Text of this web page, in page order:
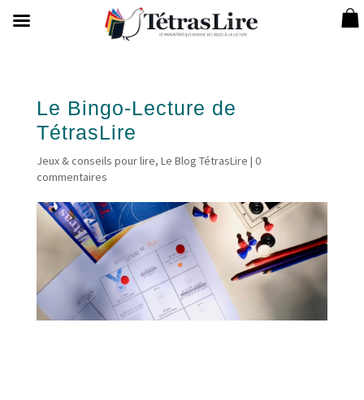
Le Bingo-Lecture de
TétrasLire
Jeux & conseils pour lire, Le Blog TétrasLire | 0
commentaires